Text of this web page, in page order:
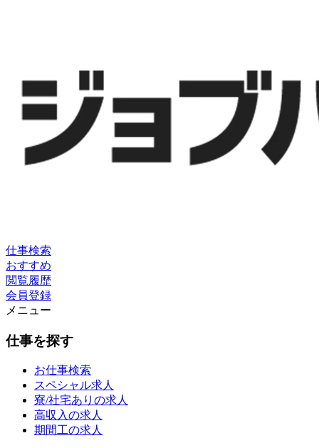
仕事検索
おすすめ
閲覧履歴
会員登録
メニュー
仕事を探す
お仕事検索
スペシャル求人
寮/社宅ありの求人
高収入の求人
期間工の求人